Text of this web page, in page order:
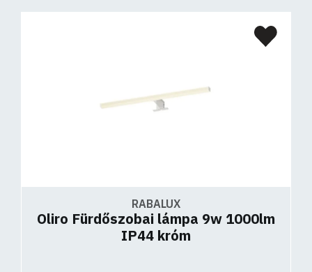
RABALUX
Oliro Fürdőszobai lámpa 9w 1000lm
IP44 króm